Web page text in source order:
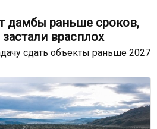
дамбы раньше сроков,
врасплох
сдать объекты раньше 2027